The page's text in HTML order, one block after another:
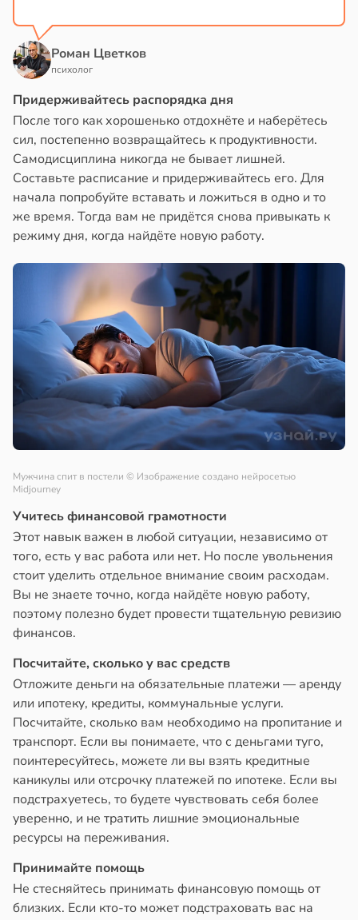
Роман Цветков
психолог
Придерживайтесь распорядка дня
После того как хорошенько отдохнёте и наберётесь
сил, постепенно возвращайтесь к продуктивности.
Самодисциплина никогда не бывает лишней.
Составьте расписание и придерживайтесь его. Для
начала попробуйте вставать и ложиться в одно и то
же время. Тогда вам не придётся снова привыкать к
режиму дня, когда найдёте новую работу.
Мужчина спит в постели © Изображение создано нейросетью
Midjourney
Учитесь финансовой грамотности
Этот навык важен в любой ситуации, независимо от
того, есть у вас работа или нет. Но после увольнения
стоит уделить отдельное внимание своим расходам.
Вы не знаете точно, когда найдёте новую работу,
поэтому полезно будет провести тщательную ревизию
финансов.
Посчитайте, сколько у вас средств
Отложите деньги на обязательные платежи — аренду
или ипотеку, кредиты, коммунальные услуги.
Посчитайте, сколько вам необходимо на пропитание и
транспорт. Если вы понимаете, что с деньгами туго,
поинтересуйтесь, можете ли вы взять кредитные
каникулы или отсрочку платежей по ипотеке. Если вы
подстрахуетесь, то будете чувствовать себя более
уверенно, и не тратить лишние эмоциональные
ресурсы на переживания.
Принимайте помощь
Не стесняйтесь принимать финансовую помощь от
близких. Если кто-то может подстраховать вас на